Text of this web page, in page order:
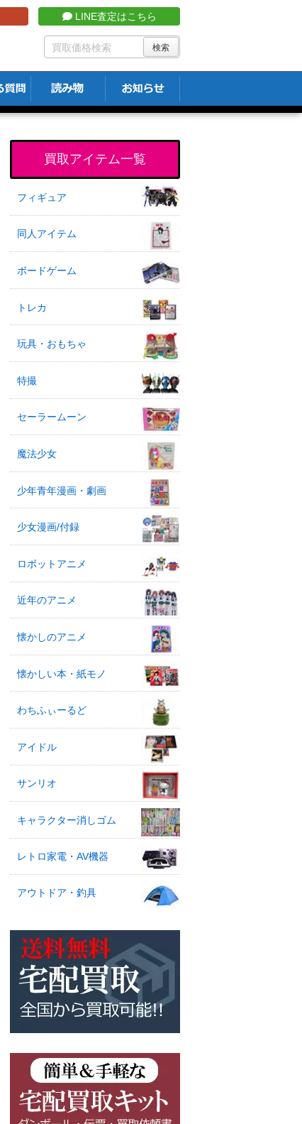
LINE査定はこちら
買取アイテム一覧
フィギュア
同人アイテム
ボードゲーム
トレカ
玩具・おもちゃ
特撮
セーラームーン
魔法少女
少年青年漫画・劇画
少女漫画/付録
ロボットアニメ
近年のアニメ
懐かしのアニメ
懐かしい本・紙モノ
わちふぃーるど
アイドル
サンリオ
キャラクター消しゴム
レトロ家電・AV機器
アウトドア・釣具